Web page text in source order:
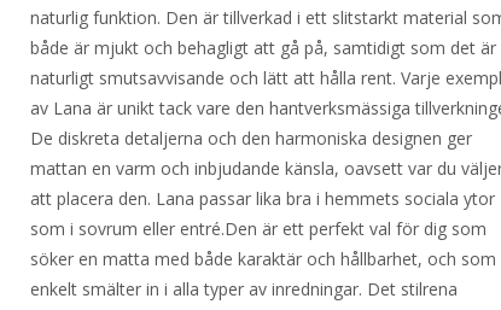
naturlig funktion. Den är tillverkad i ett slitstarkt material
både är mjukt och behagligt att gå på, samtidigt som det är
naturligt smutsavvisande och lätt att hålla rent. Varje
av Lana är unikt tack vare den hantverksmässiga
De diskreta detaljerna och den harmoniska designen ger
mattan en varm och inbjudande känsla, oavsett var du
att placera den. Lana passar lika bra i hemmets sociala ytor
som i sovrum eller entré.Den är ett perfekt val för dig som
söker en matta med både karaktär och hållbarhet, och som
enkelt smälter in i alla typer av inredningar. Det stilrena